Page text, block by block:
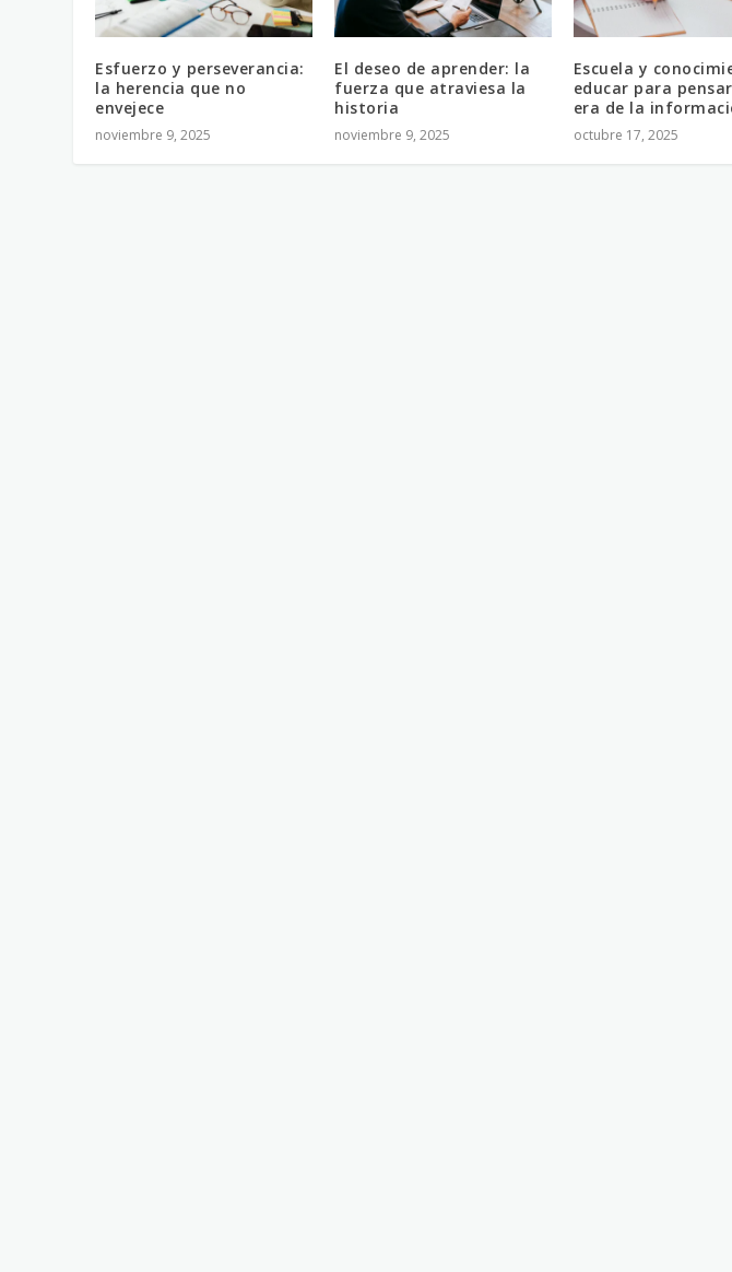
Esfuerzo y perseverancia:
la herencia que no
envejece
noviembre 9, 2025
El deseo de aprender: la
fuerza que atraviesa la
historia
noviembre 9, 2025
Escuela y
educar para
era de la
octubre 17, 2025